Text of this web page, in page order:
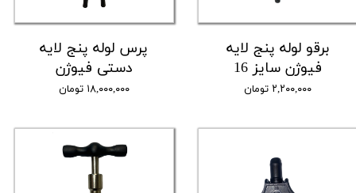
برقو لوله پنج لایه
فیوژن سایز 16
۲,۲۰۰,۰۰۰ تومان
پرس لوله پنج لایه
دستی فیوژن
۱۸,۰۰۰,۰۰۰ تومان